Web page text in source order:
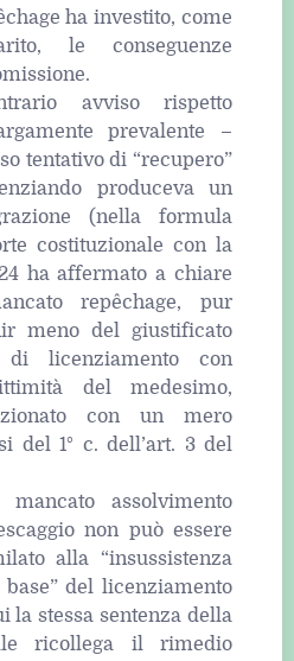
ha investito, come
le conseguenze
avviso rispetto
prevalente –
tentativo di “recupero”
produceva un
(nella formula
costituzionale con la
ha affermato a chiare
repêchage, pur
meno del giustificato
di licenziamento con
del medesimo,
con un mero
del 1° c. dell’art. 3 del
assolvimento
non può essere
alla “insussistenza
del licenziamento
la stessa sentenza della
ricollega il rimedio